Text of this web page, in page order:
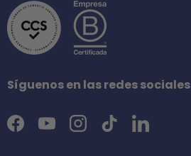
Síguenos en las redes sociales
Facebook
YouTubeInstagram
TikTokLinkedIn